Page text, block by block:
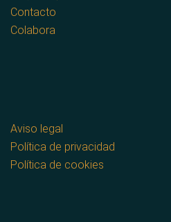
Contacto
Colabora
Aviso legal
Política de privacidad
Política de cookies